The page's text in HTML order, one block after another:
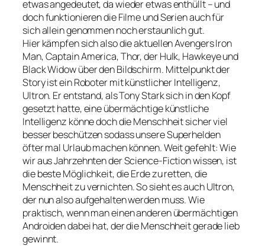
etwas angedeutet, da wieder etwas enthüllt – und
doch funktionieren die Filme und Serien auch für
sich allein genommen noch erstaunlich gut.
Hier kämpfen sich also die aktuellen Avengers Iron
Man, Captain America, Thor, der Hulk, Hawkeye und
Black Widow über den Bildschirm. Mittelpunkt der
Story ist ein Roboter mit künstlicher Intelligenz,
Ultron. Er entstand, als Tony Stark sich in den Kopf
gesetzt hatte, eine übermächtige künstliche
Intelligenz könne doch die Menschheit sicher viel
besser beschützen sodass unsere Superhelden
öfter mal Urlaub machen können. Weit gefehlt: Wie
wir aus Jahrzehnten der Science-Fiction wissen, ist
die beste Möglichkeit, die Erde zu retten, die
Menschheit zu vernichten. So sieht es auch Ultron,
der nun also aufgehalten werden muss. Wie
praktisch, wenn man einen anderen übermächtigen
Androiden dabei hat, der die Menschheit gerade lieb
gewinnt.